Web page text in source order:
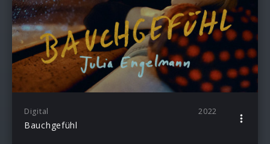
Digital 2022
Bauchgefühl